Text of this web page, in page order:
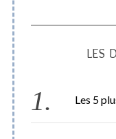
LES
Les 5